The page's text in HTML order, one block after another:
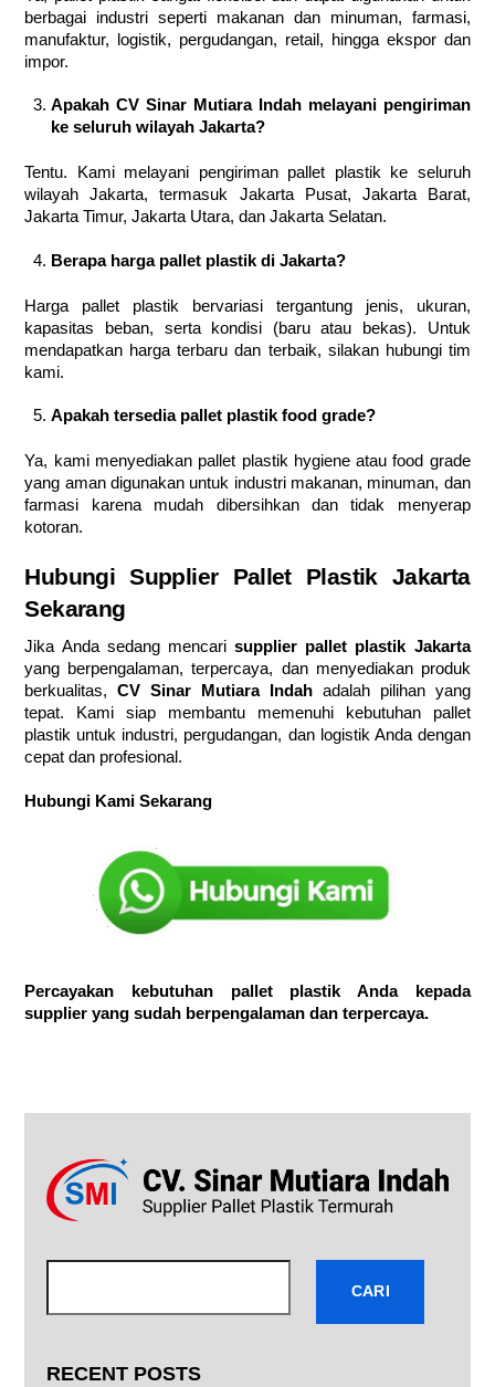
berbagai industri seperti makanan dan minuman, farmasi,
manufaktur, logistik, pergudangan, retail, hingga ekspor dan
impor.
Apakah CV Sinar Mutiara Indah melayani pengiriman
ke seluruh wilayah Jakarta?
Tentu. Kami melayani pengiriman pallet plastik ke seluruh
wilayah Jakarta, termasuk Jakarta Pusat, Jakarta Barat,
Jakarta Timur, Jakarta Utara, dan Jakarta Selatan.
Berapa harga pallet plastik di Jakarta?
Harga pallet plastik bervariasi tergantung jenis, ukuran,
kapasitas beban, serta kondisi (baru atau bekas). Untuk
mendapatkan harga terbaru dan terbaik, silakan hubungi tim
kami.
Apakah tersedia pallet plastik food grade?
Ya, kami menyediakan pallet plastik hygiene atau food grade
yang aman digunakan untuk industri makanan, minuman, dan
farmasi karena mudah dibersihkan dan tidak menyerap
kotoran.
Hubungi Supplier Pallet Plastik Jakarta
Sekarang
Jika Anda sedang mencarisupplier pallet plastik Jakarta
yang berpengalaman, terpercaya, dan menyediakan produk
berkualitas,CV Sinar Mutiara Indahadalah pilihan yang
tepat. Kami siap membantu memenuhi kebutuhan pallet
plastik untuk industri, pergudangan, dan logistik Anda dengan
cepat dan profesional.
Hubungi Kami Sekarang
Percayakan kebutuhan pallet plastik Anda kepada
supplier yang sudah berpengalaman dan terpercaya.
CARI
RECENT POSTS